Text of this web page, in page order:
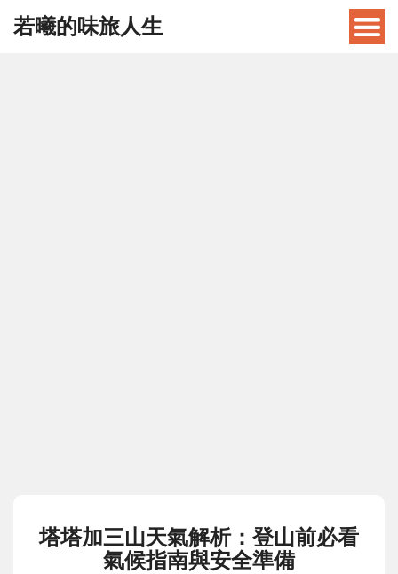
若曦的味旅人生
塔塔加三山天氣解析：登山前必看
氣候指南與安全準備